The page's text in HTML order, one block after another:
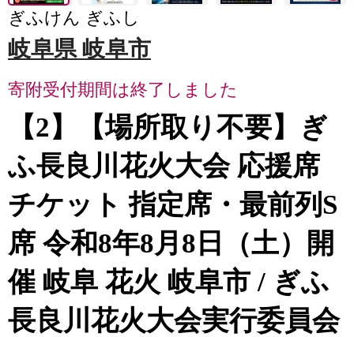
ぎふけん ぎふし
岐阜県 岐阜市
寄附受付期間は終了しました
【2】【場所取り不要】ぎ
ふ長良川花火大会 応援席
チケット 指定席・最前列S
席 令和8年8月8日（土）開
催 岐阜 花火 岐阜市 / ぎふ
長良川花火大会実行委員会